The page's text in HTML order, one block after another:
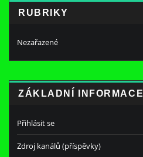
RUBRIKY
Nezařazené
ZÁKLADNÍ INFORMACE
Přihlásit se
Zdroj kanálů (příspěvky)